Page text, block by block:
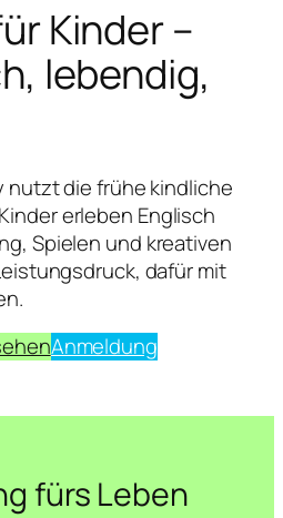
Kinder –
lebendig,
nutzt die frühe kindliche
erleben Englisch
Spielen und kreativen
dafür mit
Anmeldung
fürs Leben